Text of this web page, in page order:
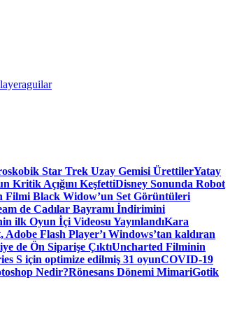
aguilar
Star Trek Uzay Gemisi ÜrettilerYatay
Kritik Açığını KeşfettiDisney Sonunda Robot
Filmi Black Widow’un Set Görüntüleri
de Cadılar Bayramı İndirimini
ilk Oyun İçi Videosu YayınlandıKara
Adobe Flash Player’ı Windows’tan kaldıran
de Ön Siparişe ÇıktıUncharted Filminin
S için optimize edilmiş 31 oyunCOVID-19
Nedir?Rönesans Dönemi MimariGotik